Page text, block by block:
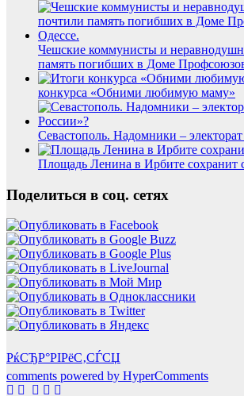
Чешские коммунисты и
память погибших в Доме
конкурса «Обними любимую маму»
Севастополь. Надомники –
Площадь Ленина в Ирбите сохранит
Поделиться в соц. сетях
РќСЂР°РІРёС‚СЃСЏ
comments powered by HyperComments